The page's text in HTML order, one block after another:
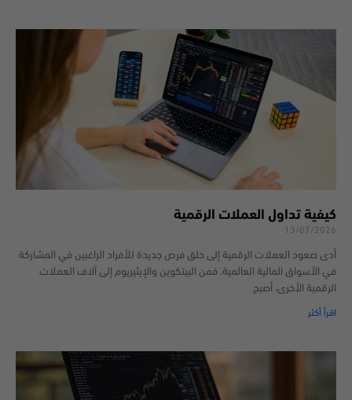
كيفية تداول العملات الرقمية
13/07/2026
أدى صعود العملات الرقمية إلى خلق فرص جديدة للأفراد الراغبين في المشاركة
في الأسواق المالية العالمية. فمن البيتكوين والإيثيريوم إلى آلاف العملات
الرقمية الأخرى، أصبح
اقرأ أكثر